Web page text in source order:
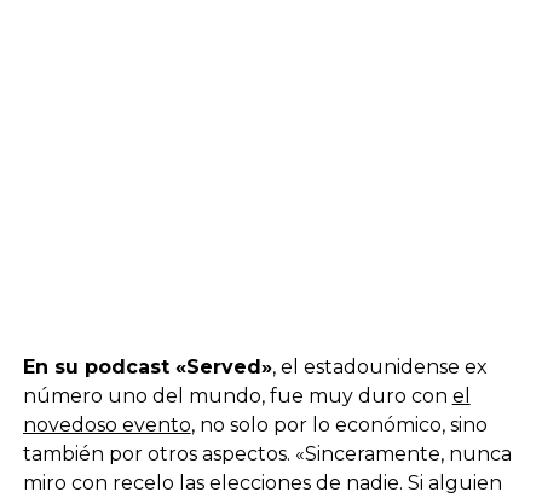
En su podcast «Served», el estadounidense ex
número uno del mundo, fue muy duro con el
novedoso evento, no solo por lo económico, sino
también por otros aspectos. «Sinceramente, nunca
miro con recelo las elecciones de nadie. Si alguien